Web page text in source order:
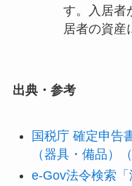
す。入居者
居者の資産
出典・参考
国税庁 確定申告
（器具・備品）
e-Gov法令検索